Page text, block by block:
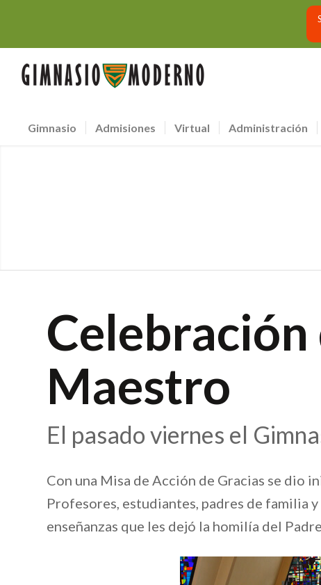
Gimnasio Admisiones Virtual Administración
Celebración
Maestro
El pasado viernes el
Con una Misa de Acción de Gracias se dio
Profesores, estudiantes, padres de familia
enseñanzas que les dejó la homilía del